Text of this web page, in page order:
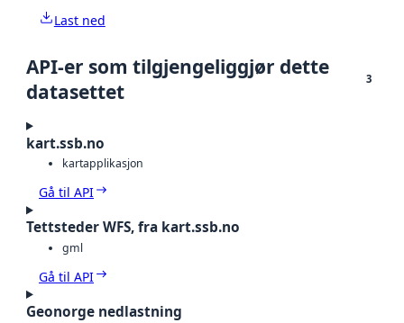
Last ned
API-er som tilgjengeliggjør dette
datasettet
3
kart.ssb.no
kartapplikasjon
Gå til API
Tettsteder WFS, fra kart.ssb.no
gml
Gå til API
Geonorge nedlastning